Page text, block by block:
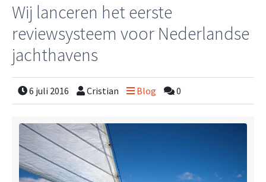
Wij lanceren het eerste
reviewsysteem voor Nederlandse
jachthavens
6 juli 2016 Cristian Blog 0